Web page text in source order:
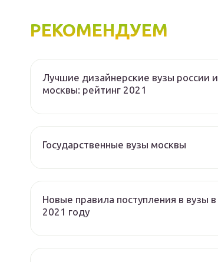
РЕКОМЕНДУЕМ
Лучшие дизайнерские вузы россии и
москвы: рейтинг 2021
Государственные вузы москвы
Новые правила поступления в вузы в
2021 году